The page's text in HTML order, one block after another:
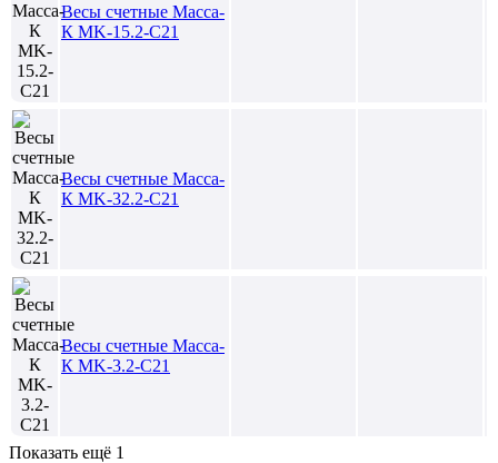
Весы счетные Масса-
К MK-15.2-С21
Весы счетные Масса-
К MK-32.2-С21
Весы счетные Масса-
К MK-3.2-С21
Показать ещё 1